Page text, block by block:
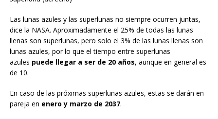
Las lunas azules y las superlunas no siempre ocurren juntas,
dice la NASA. Aproximadamente el 25% de todas las lunas
llenas son superlunas, pero solo el 3% de las lunas llenas son
lunas azules, por lo que el tiempo entre superlunas
azules puede llegar a ser de 20 años, aunque en general es
de 10.
En caso de las próximas superlunas azules, estas se darán en
pareja en enero y marzo de 2037.